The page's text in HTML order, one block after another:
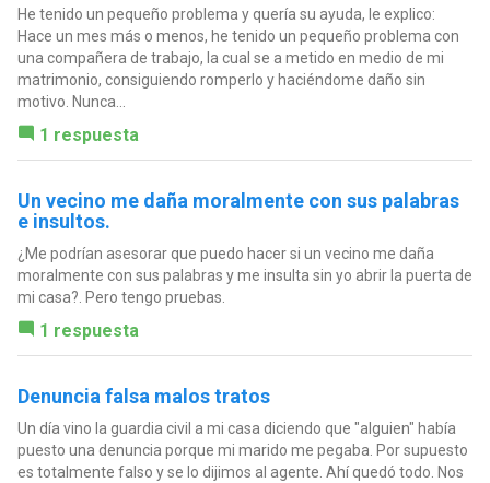
He tenido un pequeño problema y quería su ayuda, le explico:
Hace un mes más o menos, he tenido un pequeño problema con
una compañera de trabajo, la cual se a metido en medio de mi
matrimonio, consiguiendo romperlo y haciéndome daño sin
motivo. Nunca...
1 respuesta
Un vecino me daña moralmente con sus palabras
e insultos.
¿Me podrían asesorar que puedo hacer si un vecino me daña
moralmente con sus palabras y me insulta sin yo abrir la puerta de
mi casa?. Pero tengo pruebas.
1 respuesta
Denuncia falsa malos tratos
Un día vino la guardia civil a mi casa diciendo que "alguien" había
puesto una denuncia porque mi marido me pegaba. Por supuesto
es totalmente falso y se lo dijimos al agente. Ahí quedó todo. Nos